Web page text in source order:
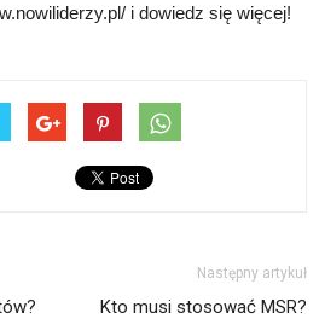
i dowiedz się więcej!
Następny artykuł
Kto musi stosować MSR?